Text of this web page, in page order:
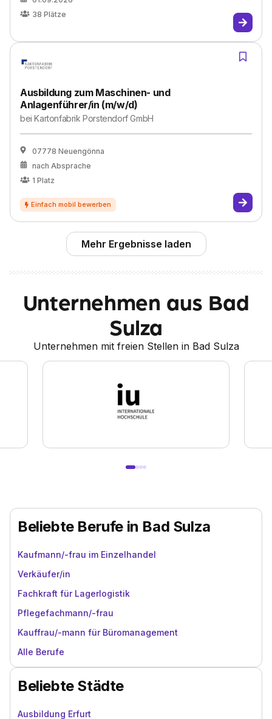
38 Plätze
Ausbildung zum Maschinen- und
Anlagenführer/in (m/w/d)
beiKartonfabrik Porstendorf GmbH
07778 Neuengönna
nach Absprache
1 Platz
Mehr Ergebnisse laden
Unternehmen aus Bad
Sulza
Unternehmen mit freien Stellen in Bad Sulza
Beliebte Berufe in Bad Sulza
Kaufmann/-frau im Einzelhandel
Verkäufer/in
Fachkraft für Lagerlogistik
Pflegefachmann/-frau
Kauffrau/-mann für Büromanagement
Alle Berufe
Beliebte Städte
Ausbildung Erfurt